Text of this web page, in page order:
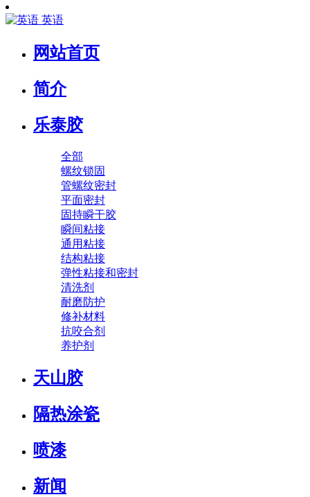
英语
网站首页
简介
乐泰胶
全部
螺纹锁固
管螺纹密封
平面密封
固持瞬干胶
瞬间粘接
通用粘接
结构粘接
弹性粘接和密封
清洗剂
耐磨防护
修补材料
抗咬合剂
养护剂
天山胶
隔热涂瓷
喷漆
新闻